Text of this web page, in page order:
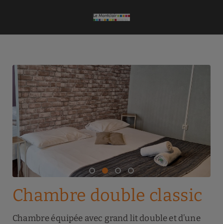
Chambre double classic
Chambre équipée avec grand lit double et d’une